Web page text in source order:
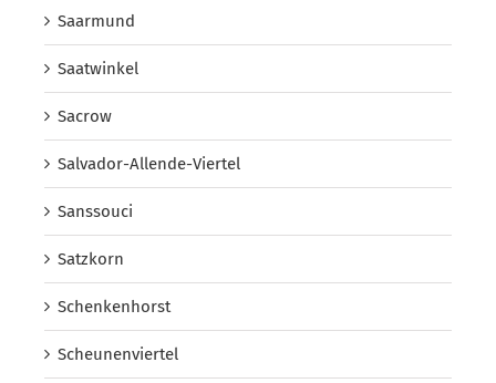
Saarmund
Saatwinkel
Sacrow
Salvador-Allende-Viertel
Sanssouci
Satzkorn
Schenkenhorst
Scheunenviertel